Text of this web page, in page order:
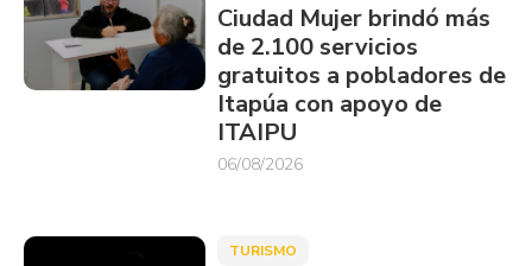
Ciudad Mujer brindó más
de 2.100 servicios
gratuitos a pobladores de
Itapúa con apoyo de
ITAIPU
06/08/2026
TURISMO